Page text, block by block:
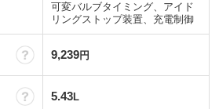
可変バルブタイミング、アイド
リングストップ装置、充電制御
？9,239円
？5.43L